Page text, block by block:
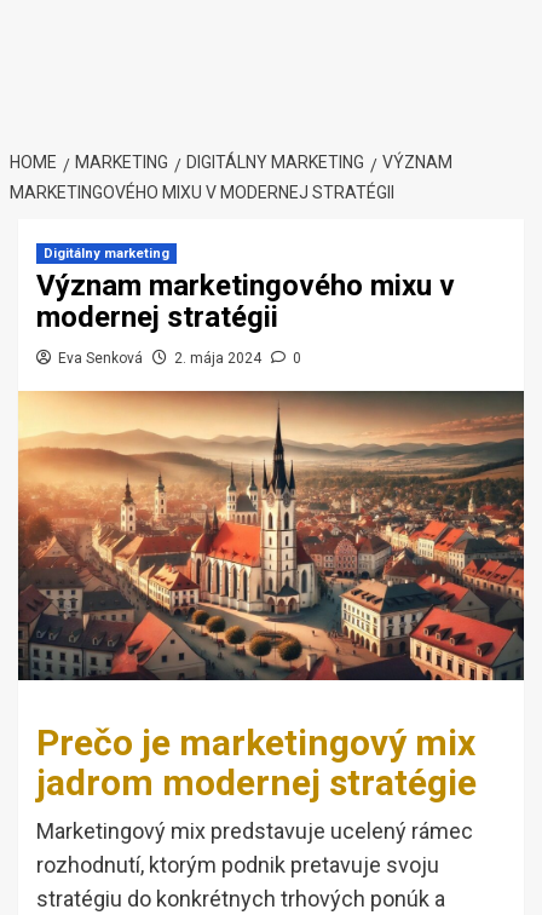
HOME MARKETING DIGITÁLNY MARKETING
VÝZNAM
MARKETINGOVÉHO MIXU V MODERNEJ STRATÉGII
Digitálny marketing
Význam marketingového mixu v
modernej stratégii
Eva Senková 2. mája 2024 0
Prečo je marketingový mix
jadrom modernej stratégie
Marketingový mix predstavuje ucelený rámec
rozhodnutí, ktorým podnik pretavuje svoju
stratégiu do konkrétnych trhových ponúk a